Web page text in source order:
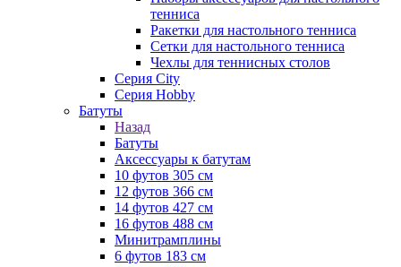
тенниса
Ракетки для настольного тенниса
Сетки для настольного тенниса
Чехлы для теннисных столов
Серия City
Серия Hobby
Батуты
Назад
Батуты
Аксессуары к батутам
10 футов 305 см
12 футов 366 см
14 футов 427 см
16 футов 488 см
Минитрамплины
6 футов 183 см